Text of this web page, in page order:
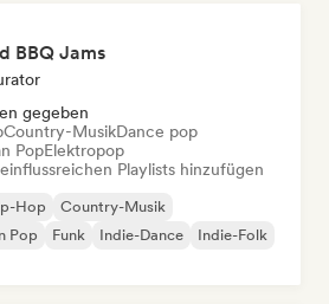
BBQ Jams
gegeben
Country-MusikDance pop
PopElektropop
Playlists hinzufügen
Hop
Country-Musik
Pop
Funk Indie-Dance
Indie-Folk